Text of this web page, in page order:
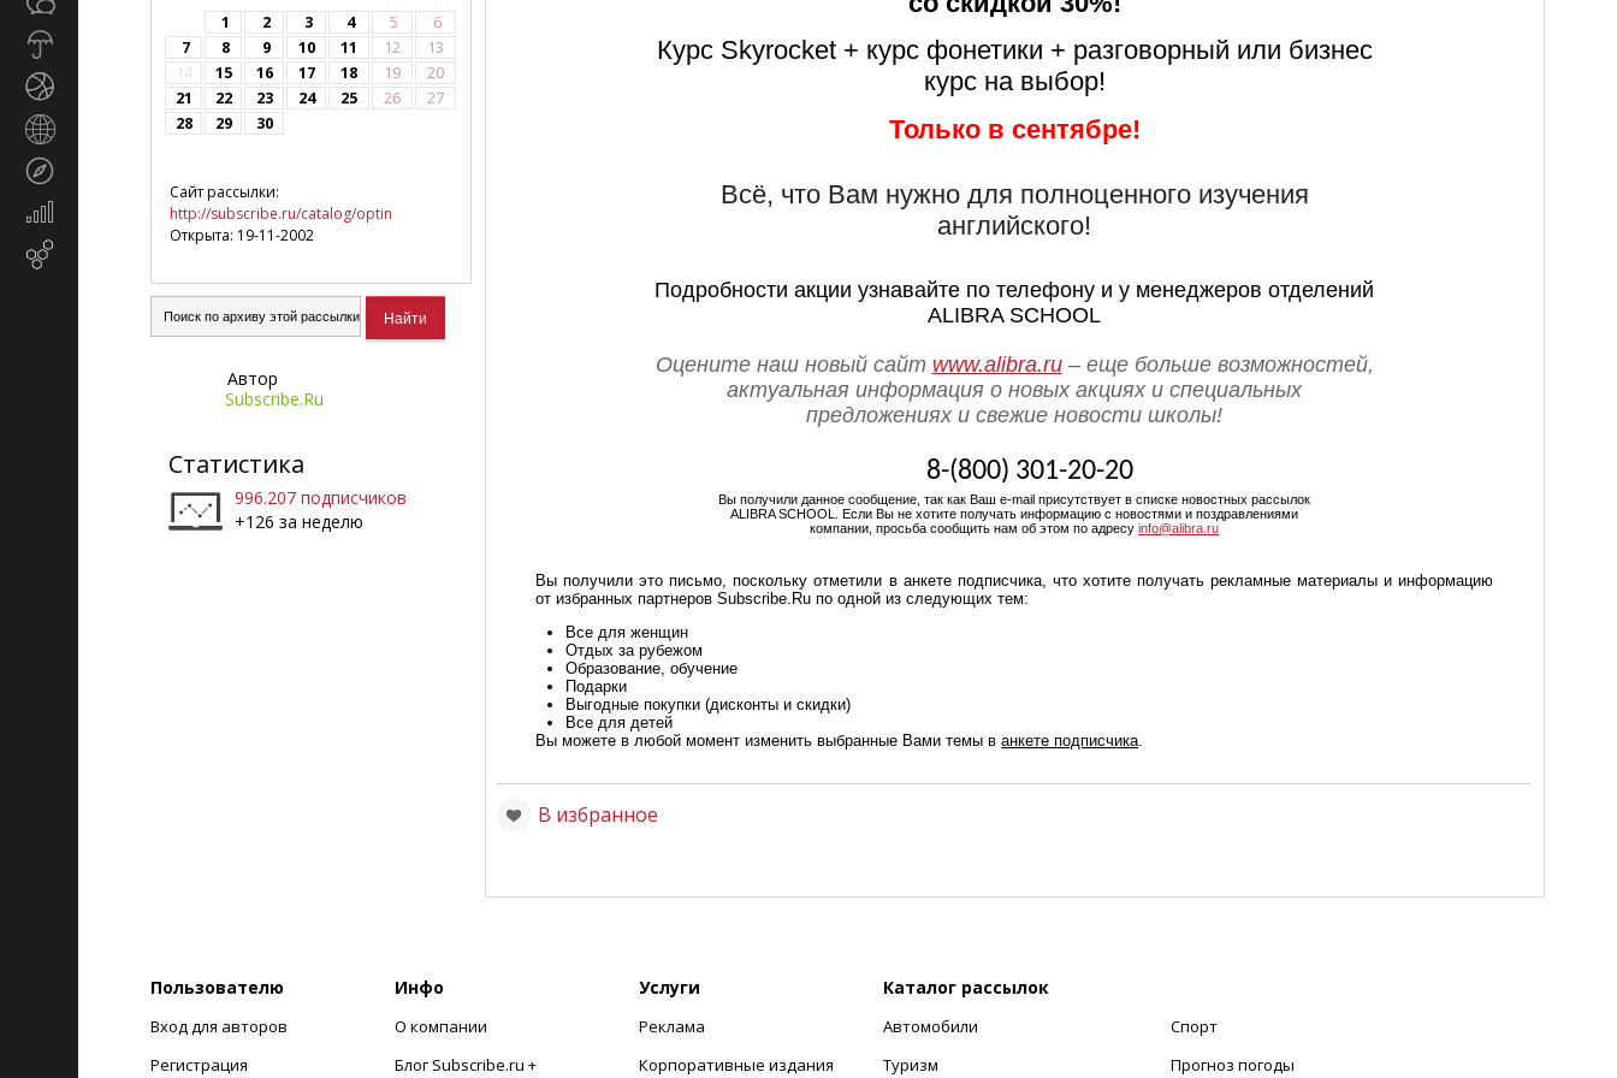
Экономика
маркетинг
1 2 3 4 5
6
7
8 9 10 11 12
13
14
15 16 17 18 19
20
21
22 23 24 25 26
27
28
29 30
Сайт рассылки:
http://subscribe.ru/catalog/optin
Открыта: 19-11-2002
Автор
Subscribe.Ru
Статистика
996.207 подписчиков
+126 за неделю
Курс Skyrocket + курс фонетики + разговорный или бизнес
курс на выбор!
Только в сентябре!
Всё, что Вам нужно для полноценного изучения
английского!
Подробности акции узнавайте по телефону и у менеджеров отделений
ALIBRA SCHOOL
Оцените наш новый сайт www.alibra.ru– еще больше возможностей,
актуальная информация о новых акциях и специальных
предложениях и свежие новости школы!
8-(800) 301-20-20
Вы получили данное сообщение, так как Ваш e-mail присутствует в списке новостных рассылок
ALIBRA SCHOOL.
Если Вы не хотите получать информацию с новостями и поздравлениями
компании, просьба сообщить нам об этом по адресуinfo@alibra.ru
Вы получили это письмо, поскольку отметили в анкете подписчика, что хотите получать рекламные материалы и информацию
от избранных партнеров Subscribe.Ru по одной из следующих тем:
Все для женщин
Отдых за рубежом
Образование, обучение
Подарки
Выгодные покупки (дисконты и скидки)
Все для детей
Вы можете в любой момент изменить выбранные Вами темы ванкете подписчика.
В избранное
Пользователю
Вход для авторов
Регистрация
Инфо
О компании
Блог Subscribe.ru +
Услуги
Реклама
Корпоративные издания
Каталог рассылок
Автомобили
Туризм
Спорт
Прогноз погоды